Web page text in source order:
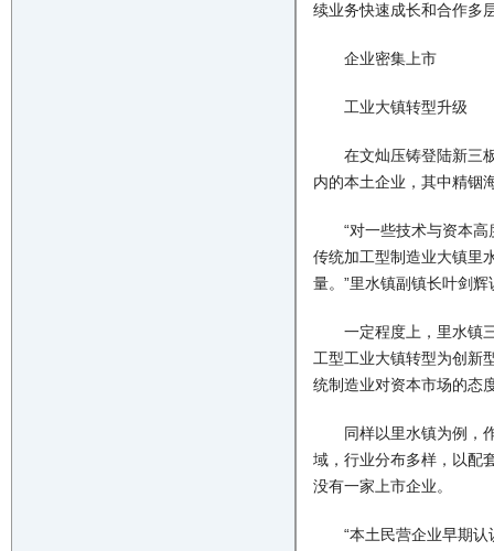
续业务快速成长和合作多
企业密集上市
工业大镇转型升级
在文灿压铸登陆新三板
内的本土企业，其中精铟
“对一些技术与资本高
传统加工型制造业大镇里
量。”里水镇副镇长叶剑辉
一定程度上，里水镇三
工型工业大镇转型为创新
统制造业对资本市场的态
同样以里水镇为例，作
域，行业分布多样，以配
没有一家上市企业。
“本土民营企业早期认